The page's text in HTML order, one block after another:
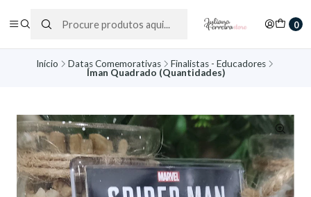
0
Início Datas Comemorativas
Finalistas - Educadores
Íman Quadrado (Quantidades)